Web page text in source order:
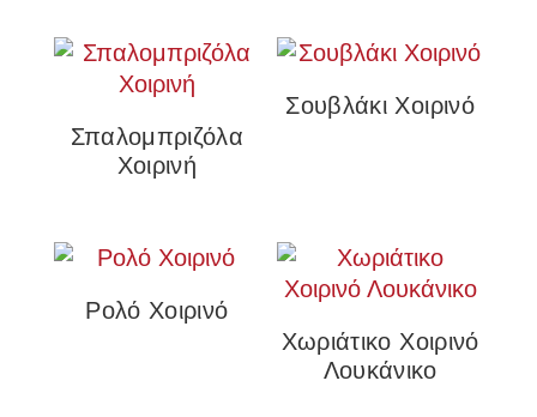
Σπαλομπριζόλα
Χοιρινή
Σουβλάκι Χοιρινό
Ρολό Χοιρινό
Χωριάτικο Χοιρινό
Λουκάνικo